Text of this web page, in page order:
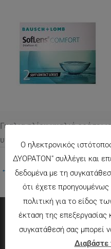
Γυαλια ηλίου γυαλιά
υγρο μάτια
← Προηγούμενο Πολυμέσα
Ο ηλεκτρονικός
ΔΥΟΡΑΤΟΝ" συλλέγει και
δεδομένα με τη
ότι έχετε
πολιτική για το είδος
έκταση της
συγκατάθεσή σας μπορεί
Διαβάστε